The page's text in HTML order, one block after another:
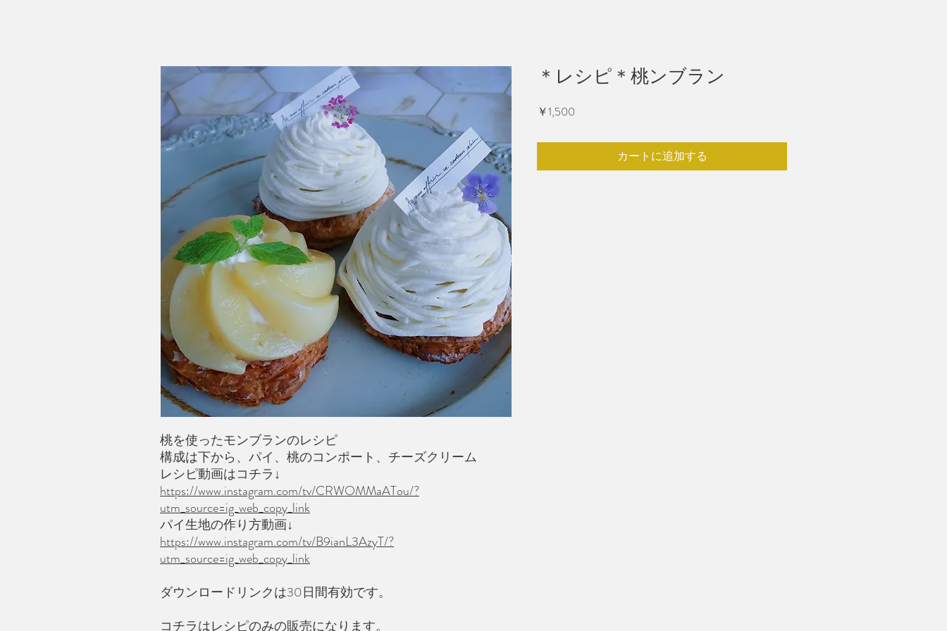
桃を使ったモンブランのレシピ
構成は下から、パイ、桃のコンポート、チーズクリーム
レシピ動画はコチラ↓
https://www.instagram.com/tv/CRWOMMaATou/?
utm_source=ig_web_copy_link
パイ生地の作り方動画↓
https://www.instagram.com/tv/B9ianL3AzyT/?
utm_source=ig_web_copy_link
ダウンロードリンクは30日間有効です。
コチラはレシピのみの販売になります。
＊レシピ＊桃ンブラン
￥1,500
カートに追加する